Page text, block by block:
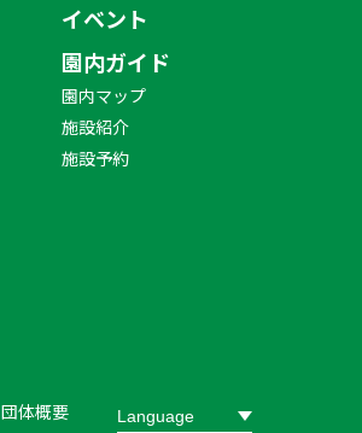
イベント
園内ガイド
園内マップ
施設紹介
施設予約
団体概要